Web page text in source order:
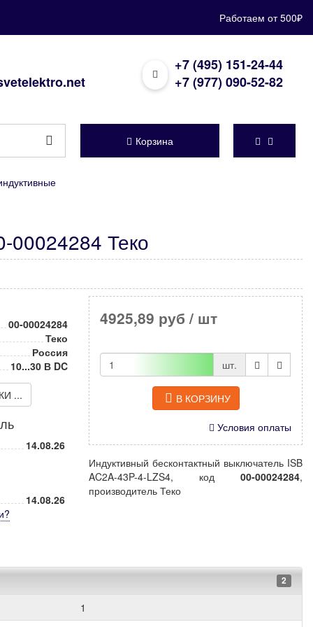
Работаем от 500₽
+7 (495) 151-24-44
+7 (977) 090-52-82
Корзина
00024284 Теко
00-00024284
Теко
Россия
10...30 В DC
...
14.08.26
14.08.26
?
4925,89 руб / шт
шт.
В КОРЗИНУ
Условия оплаты
Индуктивный бесконтактный выключатель ISB
AC2A-43P-4-LZS4, код 00-00024284,
производитель Теко
2
1